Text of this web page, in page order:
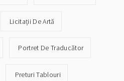
Licitații De Artă
Portret De Traducător
Preturi Tablouri